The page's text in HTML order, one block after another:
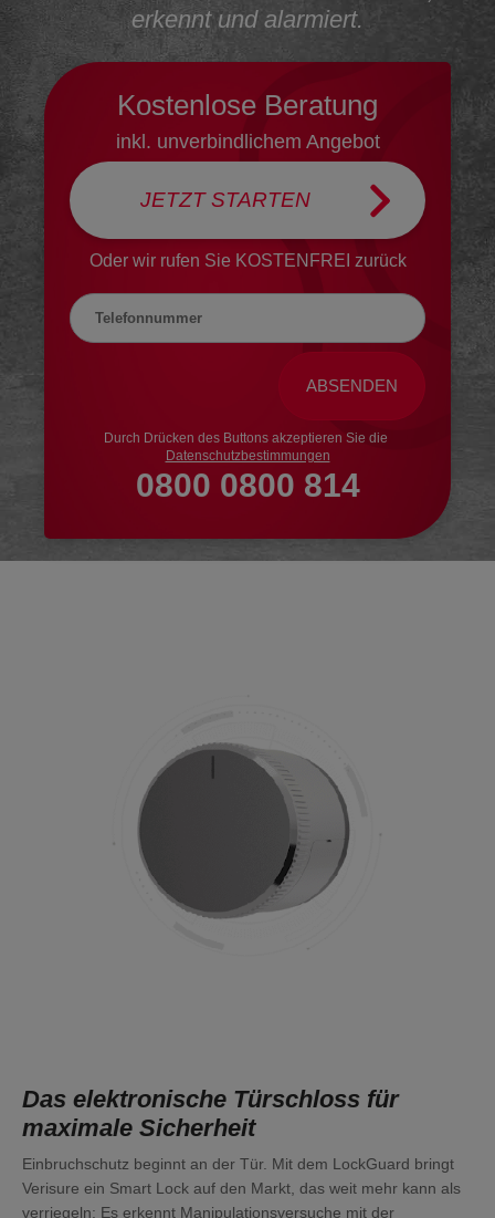
KAMERAS
2-IN-1
SICHERHEITSKAMERA
AUSSENKAMERA
VIDEODETEKTOR
FEUER & WASSERSCHUTZ
TÜRSICHERHEIT
VIDEO DOORBELL
SICHERHEITSVERSPRECHEN
SICHERHEITSRATGEBER
HILFE & KONTAKT
HÄUFIG GESTELLTE
FRAGEN
KONTAKT
erkennt und alarmiert.
Kostenlose Beratung
inkl. unverbindlichem Angebot
JETZT STARTEN
Oder wir rufen Sie KOSTENFREI zurück
Durch Drücken des Buttons akzeptieren Sie die
Datenschutzbestimmungen
0800 0800 814
Das elektronische Türschloss für
maximale Sicherheit
Einbruchschutz beginnt an der Tür. Mit dem LockGuard bringt
Verisure ein Smart Lock auf den Markt, das weit mehr kann als
verriegeln: Es erkennt Manipulationsversuche mit der